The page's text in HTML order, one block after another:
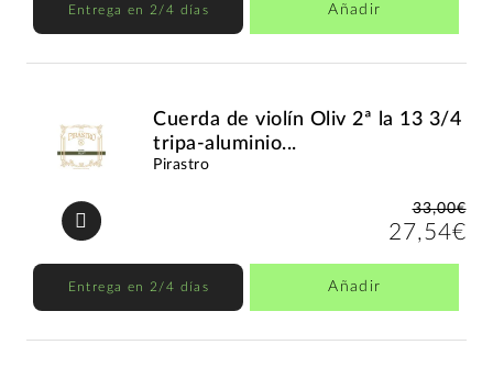
Entrega en 2/4 días Añadir
Cuerda de violín Oliv 2ª la 13 3/4
tripa-aluminio...
Pirastro
33,00€
27,54€
Entrega en 2/4 días Añadir